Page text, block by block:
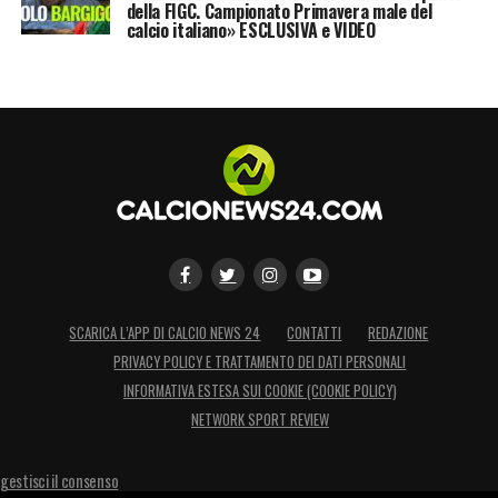
Carpi:«L’Empoli FC comunica di aver
cessione, a titolo temporaneo, del diritto alle
prestazioni sportive di Michał
LA PLAYLIST DELLE NOSTRE TOP NEWS
della FIGC. Campionato Primavera male del
calcio italiano» ESCLUSIVA e VIDEO
SCARICA L’APP DI CALCIO NEWS 24 CONTATTI
REDAZIONE
PRIVACY POLICY E TRATTAMENTO DEI DATI PERSONALI
INFORMATIVA ESTESA SUI COOKIE (COOKIE POLICY)
NETWORK SPORT REVIEW
gestisci il consenso